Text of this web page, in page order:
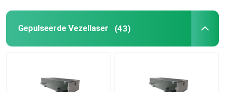
Gepulseerde Vezellaser (43)